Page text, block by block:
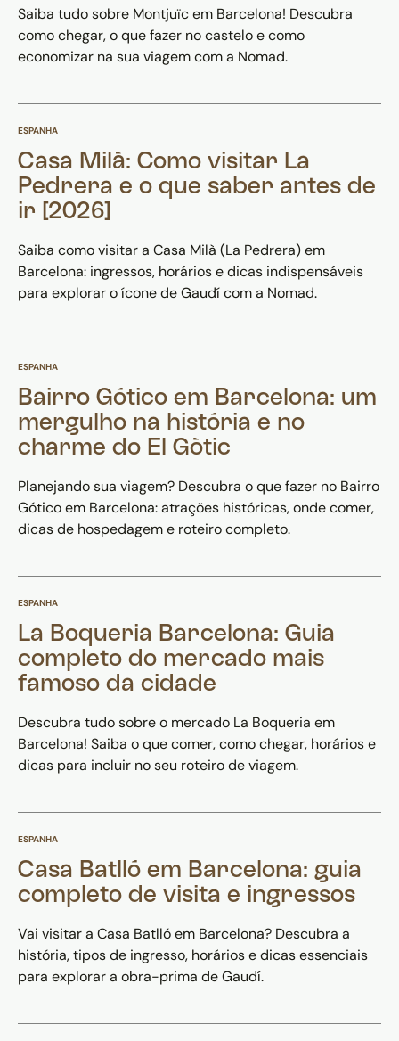
Saiba tudo sobre Montjuïc em Barcelona! Descubra
como chegar, o que fazer no castelo e como
economizar na sua viagem com a Nomad.
ESPANHA
Casa Milà: Como visitar La
Pedrera e o que saber antes de
ir [2026]
Saiba como visitar a Casa Milà (La Pedrera) em
Barcelona: ingressos, horários e dicas indispensáveis
para explorar o ícone de Gaudí com a Nomad.
ESPANHA
Bairro Gótico em Barcelona: um
mergulho na história e no
charme do El Gòtic
Planejando sua viagem? Descubra o que fazer no Bairro
Gótico em Barcelona: atrações históricas, onde comer,
dicas de hospedagem e roteiro completo.
ESPANHA
La Boqueria Barcelona: Guia
completo do mercado mais
famoso da cidade
Descubra tudo sobre o mercado La Boqueria em
Barcelona! Saiba o que comer, como chegar, horários e
dicas para incluir no seu roteiro de viagem.
ESPANHA
Casa Batlló em Barcelona: guia
completo de visita e ingressos
Vai visitar a Casa Batlló em Barcelona? Descubra a
história, tipos de ingresso, horários e dicas essenciais
para explorar a obra-prima de Gaudí.